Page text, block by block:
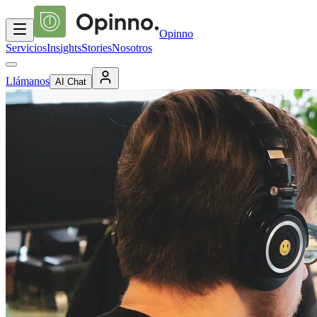
Opinno
ServiciosInsightsStoriesNosotros
Llámanos AI Chat